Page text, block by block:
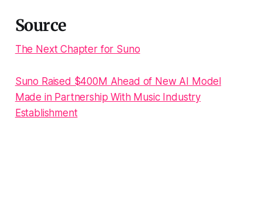
Source
The Next Chapter for Suno
Suno Raised $400M Ahead of New AI Model
Made in Partnership With Music Industry
Establishment